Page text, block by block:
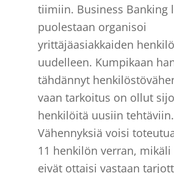
tiimiin. Business Banking
puolestaan organisoi
yrittäjäasiakkaiden
uudelleen. Kumpikaan
tähdännyt
vaan tarkoitus on ollut
henkilöitä uusiin tehtäviin.
Vähennyksiä voisi
11 henkilön verran,
eivät ottaisi vastaan